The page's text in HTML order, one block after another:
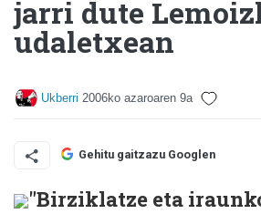
jarri dute
udaletxean
Ukberri 2006ko azaroaren 9a
Gehitu gaitzazu Googlen
"Birziklatze eta